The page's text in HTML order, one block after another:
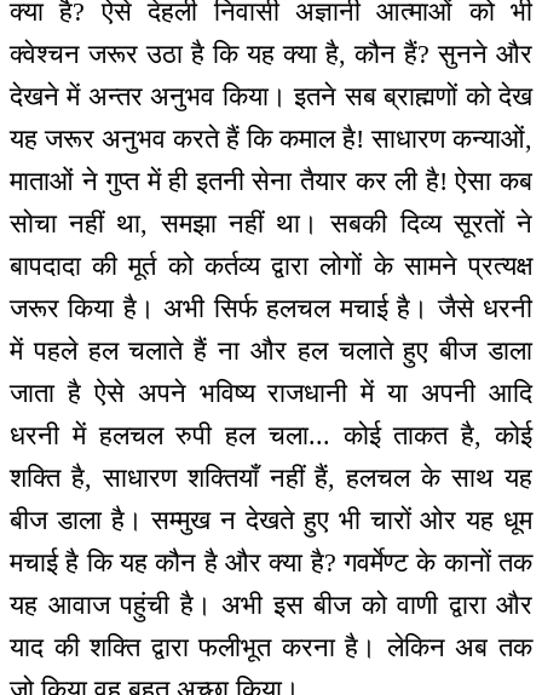
क्या है? ऐसे देहली निवासी अज्ञानी आत्माओं को भी
क्वेश्चन जरूर उठा है कि यह क्या है, कौन हैं? सुनने और
देखने में अन्तर अनुभव किया। इतने सब ब्राह्मणों को देख
यह जरूर अनुभव करते हैं कि कमाल है! साधारण कन्याओं,
माताओं ने गुप्त में ही इतनी सेना तैयार कर ली है! ऐसा कब
सोचा नहीं था, समझा नहीं था। सबकी दिव्य सूरतों ने
बापदादा की मूर्त को कर्तव्य द्वारा लोगों के सामने प्रत्यक्ष
जरूर किया है। अभी सिर्फ हलचल मचाई है। जैसे धरनी
में पहले हल चलाते हैं ना और हल चलाते हुए बीज डाला
जाता है ऐसे अपने भविष्य राजधानी में या अपनी आदि
धरनी में हलचल रुपी हल चला... कोई ताकत है, कोई
शक्ति है, साधारण शक्तियाँ नहीं हैं, हलचल के साथ यह
बीज डाला है। सम्मुख न देखते हुए भी चारों ओर यह धूम
मचाई है कि यह कौन है और क्या है? गवर्मेण्ट के कानों तक
यह आवाज पहुंची है। अभी इस बीज को वाणी द्वारा और
याद की शक्ति द्वारा फलीभूत करना है। लेकिन अब तक